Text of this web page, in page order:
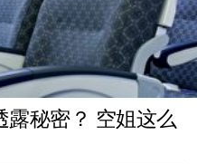
露秘密？ 空姐这么